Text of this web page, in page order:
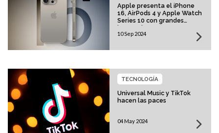
Apple presenta el iPhone
16, AirPods 4 y Apple Watch
Series 10 con grandes
innovaciones
10 Sep 2024
Universal Music y TikTok
hacen las paces
TECNOLOGÍA
04 May 2024